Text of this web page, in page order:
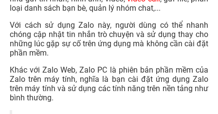
loại danh sách bạn bè, quản lý nhóm chat,...
Với cách sử dụng Zalo này, người dùng có thể nhanh
chóng cập nhật tin nhắn trò chuyện và sử dụng thay cho
những lúc gặp sự cố trên ứng dụng mà không cần cài đặt
phần mềm.
Khác với Zalo Web, Zalo PC là phiên bản phần mềm của
Zalo trên máy tính, nghĩa là bạn cài đặt ứng dụng Zalo
trên máy tính và sử dụng các tính năng trên nền tảng như
bình thường.